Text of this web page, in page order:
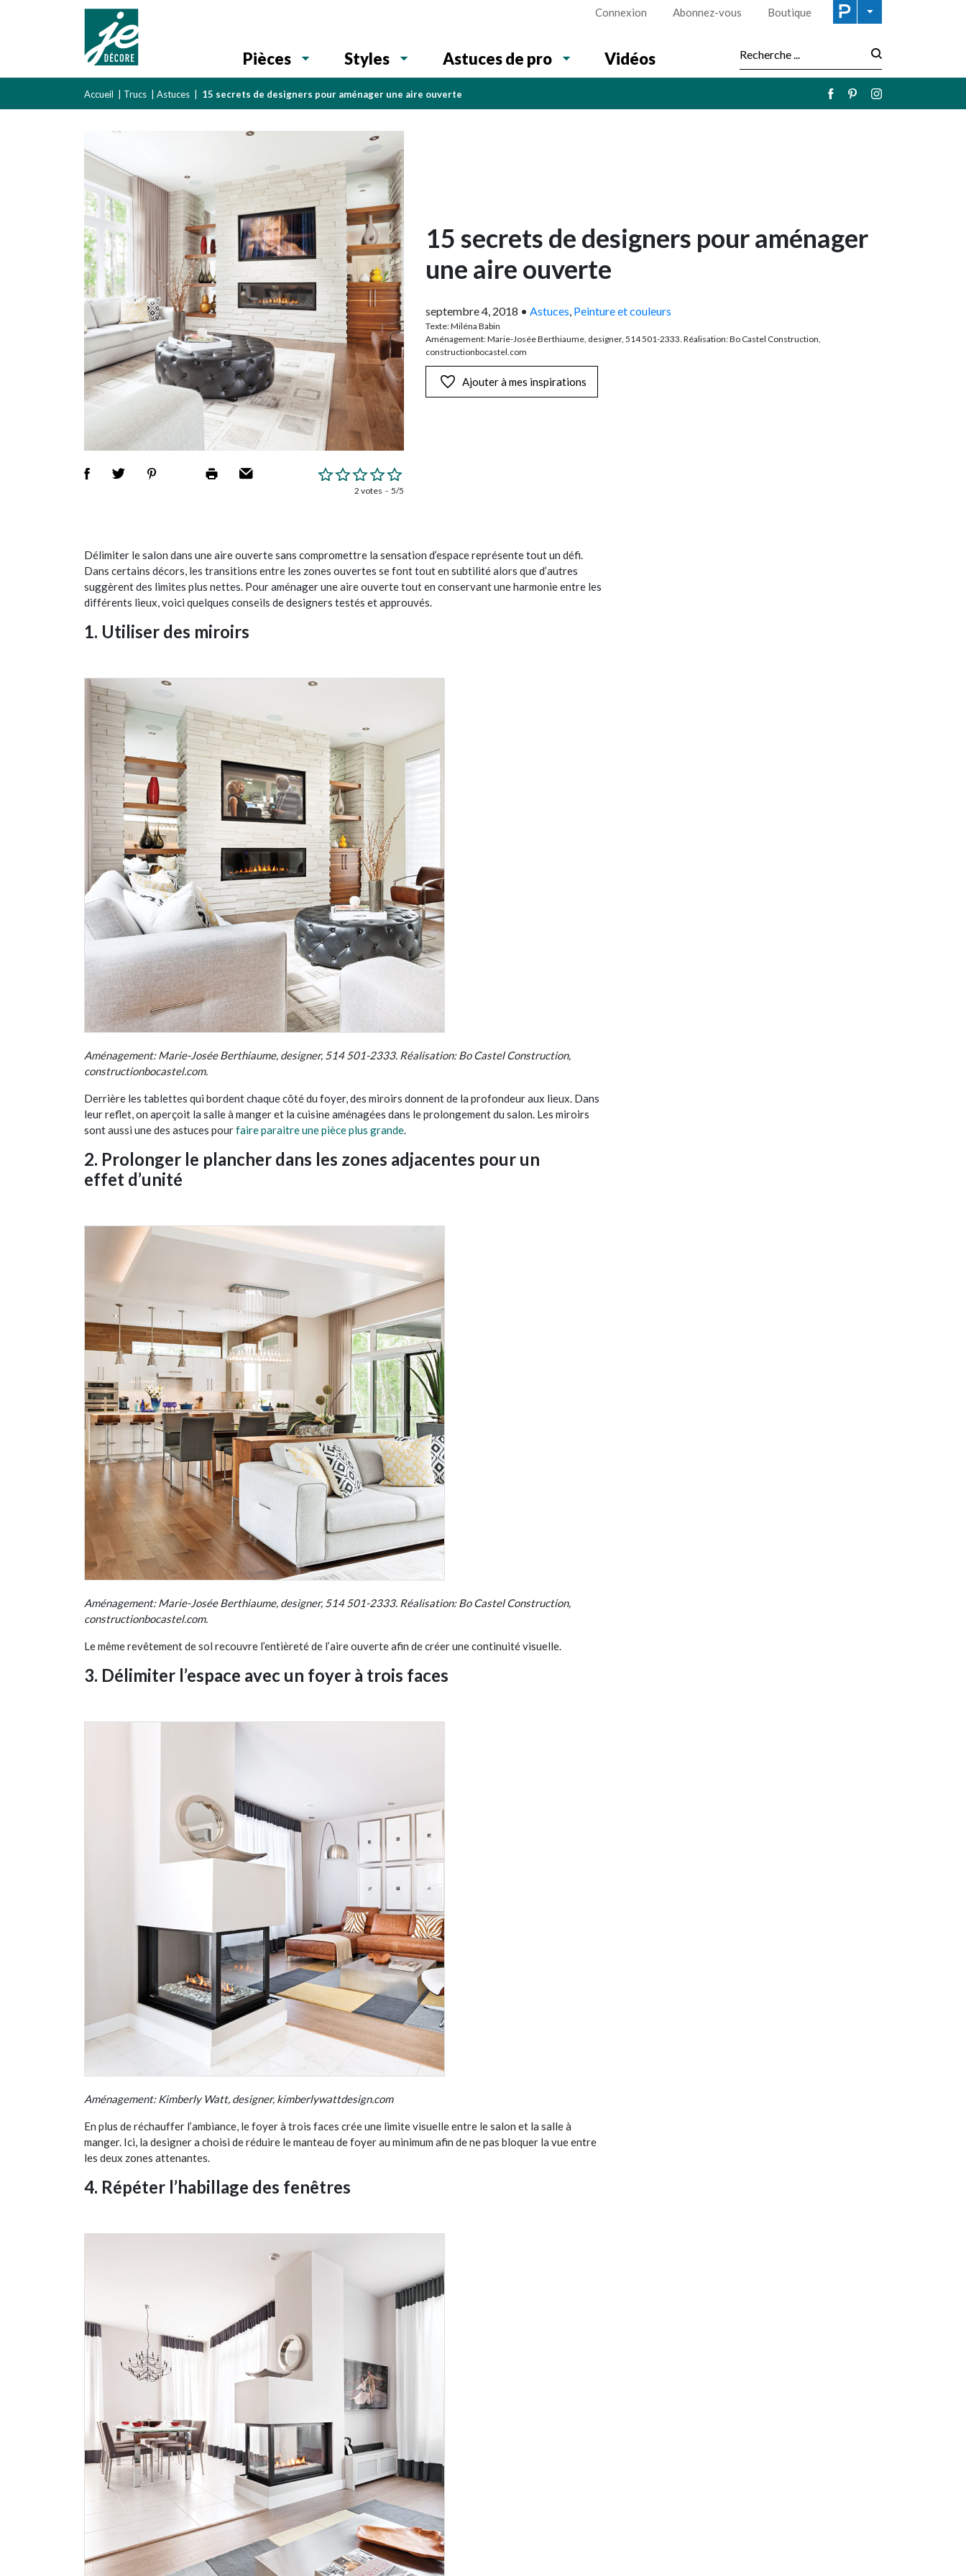
Connexion Abonnez-vous Boutique
Pièces Styles Astuces de pro Vidéos
Accueil Trucs Astuces 15 secrets de designers pour aménager une aire ouverte
2 votes 5/5
15 secrets de designers pour aménager
une aire ouverte
septembre 4, 2018 • Astuces, Peinture et couleurs
Texte: Miléna Babin
Aménagement: Marie-Josée Berthiaume, designer, 514 501-2333. Réalisation: Bo Castel Construction,
constructionbocastel.com
Ajouter à mes inspirations
Délimiter le salon dans une aire ouverte sans compromettre la sensation d’espace représente tout un défi.
Dans certains décors, les transitions entre les zones ouvertes se font tout en subtilité alors que d’autres
suggèrent des limites plus nettes. Pour aménager une aire ouverte tout en conservant une harmonie entre les
différents lieux, voici quelques conseils de designers testés et approuvés.
1. Utiliser des miroirs
Aménagement: Marie-Josée Berthiaume, designer, 514 501-2333. Réalisation: Bo Castel Construction,
constructionbocastel.com.
Derrière les tablettes qui bordent chaque côté du foyer, des miroirs donnent de la profondeur aux lieux. Dans
leur reflet, on aperçoit la salle à manger et la cuisine aménagées dans le prolongement du salon. Les miroirs
sont aussi une des astuces pourfaire paraitre une pièce plus grande.
2. Prolonger le plancher dans les zones adjacentes pour un
effet d’unité
Aménagement: Marie-Josée Berthiaume, designer, 514 501-2333. Réalisation: Bo Castel Construction,
constructionbocastel.com.
Le même revêtement de sol recouvre l’entièreté de l’aire ouverte afin de créer une continuité visuelle.
3. Délimiter l’espace avec un foyer à trois faces
Aménagement: Kimberly Watt, designer, kimberlywattdesign.com
En plus de réchauffer l’ambiance, le foyer à trois faces crée une limite visuelle entre le salon et la salle à
manger. Ici, la designer a choisi de réduire le manteau de foyer au minimum afin de ne pas bloquer la vue entre
les deux zones attenantes.
4. Répéter l’habillage des fenêtres